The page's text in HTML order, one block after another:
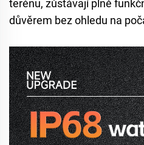
terénu, zůstávají plně
důvěrem bez ohledu na